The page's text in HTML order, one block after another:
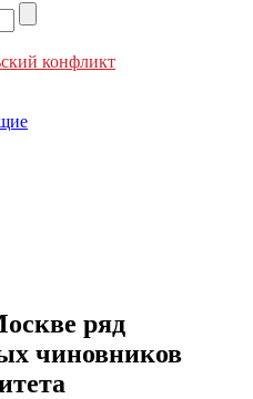
конфликт
ряд
чиновников